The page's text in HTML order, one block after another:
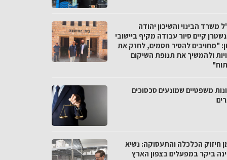
משרד הבינוי והשיכון יהודה
קיים סיור עבודה מקיף ביישובי
"מחויבים להסיר חסמים, לחזק את
ולהמשיך את תנופת השיקום
משפטיים שמונעים סכסוכים
חיזוק הכלכלה והתעסוקה: נשיא
ביקר במפעלים בצפון הארץ